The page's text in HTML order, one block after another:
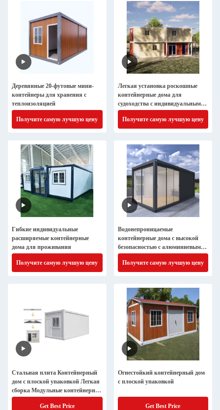
Деревянные 20-футовые мини-
контейнеры для хранения с
теплоизоляцией
Получите самую лучшую цену
Легкая установка роскошные
контейнерные дома для
судоходства с индивидуальным
дизайном
Получите самую лучшую цену
Гибкие индивидуальные
расширяемые контейнерные
дома для проживания
Получите самую лучшую цену
Водонепроницаемые
контейнерные дома с высокой
безопасностью с алюминиевыми
раздвижными дверями
Получите самую лучшую цену
Стальная плита Контейнерный
дом с плоской упаковкой Легкая
сборка Модульные контейнерные
дома для доставки
Get Best Price
Огнестойкий контейнерный дом
с плоской упаковкой
Get Best Price